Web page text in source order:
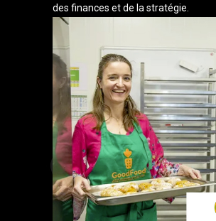
des finances et de la stratégie.